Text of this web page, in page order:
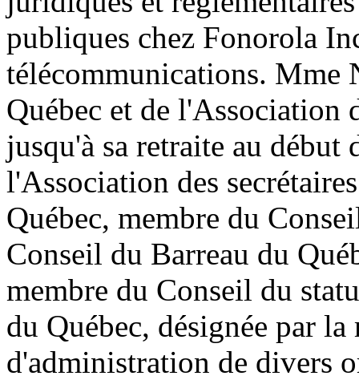
publiques chez Fonorola
télécommunications. Mme
Québec et de l'Association
jusqu'à sa retraite au début
l'Association des
Québec, membre du
Conseil du Barreau du
membre du Conseil du
du Québec, désignée par
d'administration de divers